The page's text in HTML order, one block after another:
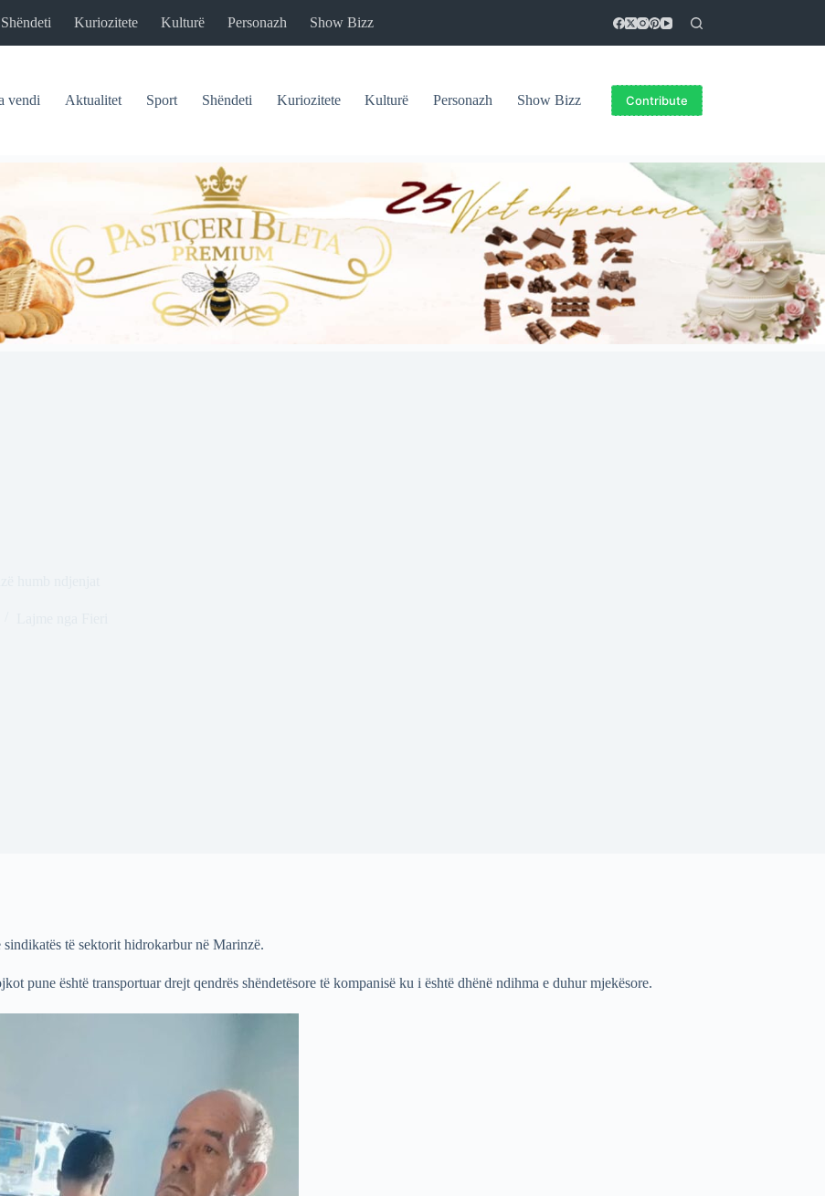
Shëndeti Kuriozitete Kulturë Personazh Show Bizz
vendi Aktualitet Sport Shëndeti Kuriozitete Kulturë Personazh Show Bizz Contribute
të sektorit hidrokarbur në Marinzë.
pune është transportuar drejt qendrës shëndetësore të kompanisë ku i është dhënë ndihma e duhur mjekësore.